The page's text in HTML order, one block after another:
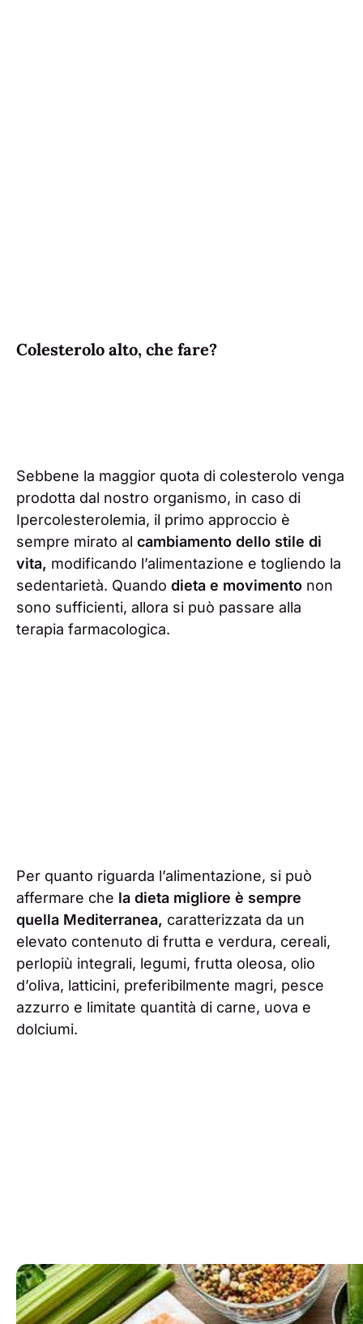
Colesterolo alto, che fare?
Sebbene la maggior quota di colesterolo venga
prodotta dal nostro organismo, in caso di
Ipercolesterolemia, il primo approccio è
sempre mirato al cambiamento dello stile di
vita, modificando l’alimentazione e togliendo la
sedentarietà. Quando dieta e movimento non
sono sufficienti, allora si può passare alla
terapia farmacologica.
Per quanto riguarda l’alimentazione, si può
affermare che la dieta migliore è sempre
quella Mediterranea, caratterizzata da un
elevato contenuto di frutta e verdura, cereali,
perlopiù integrali, legumi, frutta oleosa, olio
d’oliva, latticini, preferibilmente magri, pesce
azzurro e limitate quantità di carne, uova e
dolciumi.